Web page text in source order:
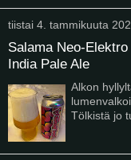
tiistai 4. tammikuuta
Salama Neo-
India Pale Ale
Alkon
Tölkistä jo